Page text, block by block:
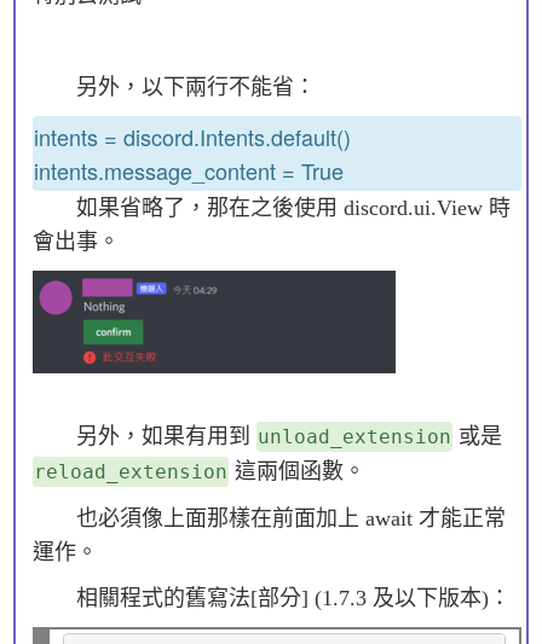
另外，以下兩行不能省：
intents = discord.Intents.default()
intents.message_content = True
如果省略了，那在之後使用 discord.ui.View 時
會出事。
另外，如果有用到 unload_extension 或是
reload_extension 這兩個函數。
也必須像上面那樣在前面加上 await 才能正常
運作。
相關程式的舊寫法[部分] (1.7.3 及以下版本)：